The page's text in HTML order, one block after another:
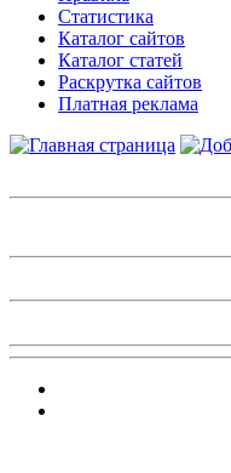
Статистика
Каталог сайтов
Каталог статей
Раскрутка сайтов
Платная реклама